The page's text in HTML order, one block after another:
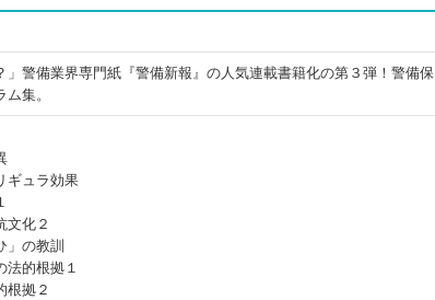
」警備業界専門紙『警備新報』の人気連載書籍化の第３弾！警備保
集。
ギュラ効果
文化２
」の教訓
法的根拠１
根拠２